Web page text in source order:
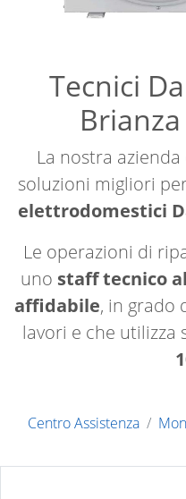
Tecnici
La nostra
soluzioni migliori
elettrodomestici
Le operazioni di
uno staff tecnico
affidabile, in grado
lavori e che utilizza
Centro Assistenza